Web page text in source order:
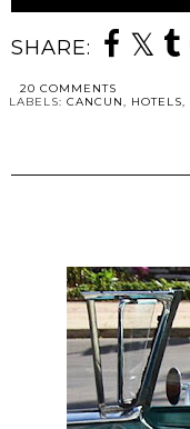
SHARE:
20 COMMENTS
LABELS: CANCUN, HOTELS,